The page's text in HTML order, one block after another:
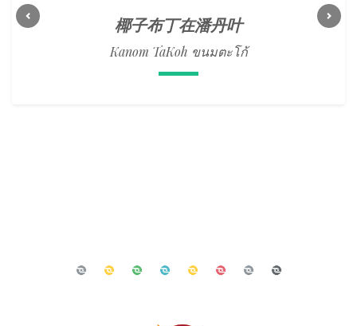
椰子布丁在潘丹叶
Kanom TaKoh ขนมตะโก้
Previous Next